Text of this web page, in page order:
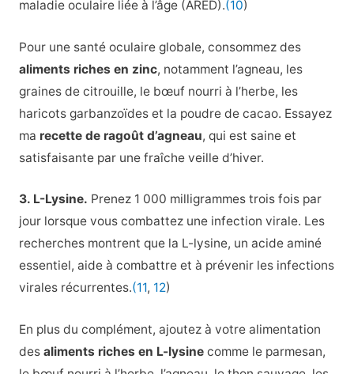
maladie oculaire liée à l’âge (ARED).(10)
Pour une santé oculaire globale, consommez des
aliments riches en zinc, notamment l’agneau, les
graines de citrouille, le bœuf nourri à l’herbe, les
haricots garbanzoïdes et la poudre de cacao. Essayez
ma recette de ragoût d’agneau, qui est saine et
satisfaisante par une fraîche veille d’hiver.
3. L-Lysine. Prenez 1 000 milligrammes trois fois par
jour lorsque vous combattez une infection virale. Les
recherches montrent que la L-lysine, un acide aminé
essentiel, aide à combattre et à prévenir les infections
virales récurrentes.(11, 12)
En plus du complément, ajoutez à votre alimentation
des aliments riches en L-lysinecomme le parmesan,